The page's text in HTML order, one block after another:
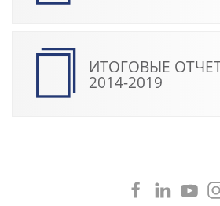
ИТОГОВЫЕ
2014-2019